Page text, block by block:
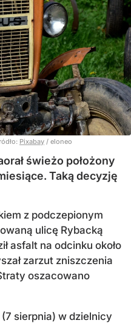
Pixabay / eloneo
świeżo położony
Taką decyzję
z podczepionym
ulicę Rybacką
asfalt na odcinku około
zarzut zniszczenia
oszacowano
sierpnia) w dzielnicy